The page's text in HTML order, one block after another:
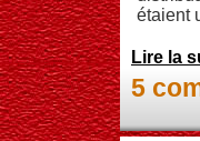
étaient
Lire la
5